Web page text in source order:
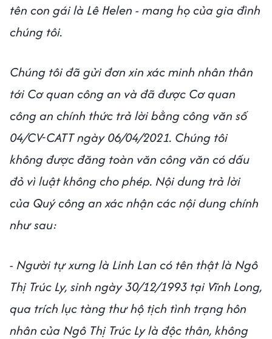
tên con gái là Lê Helen - mang họ của gia đình
chúng tôi.
Chúng tôi đã gửi đơn xin xác minh nhân thân
tới Cơ quan công an và đã được Cơ quan
công an chính thức trả lời bằng công văn số
04/CV-CATT ngày 06/04/2021. Chúng tôi
không được đăng toàn văn công văn có dấu
đỏ vì luật không cho phép. Nội dung trả lời
của Quý công an xác nhận các nội dung chính
như sau:
- Người tự xưng là Linh Lan có tên thật là Ngô
Thị Trúc Ly, sinh ngày 30/12/1993 tại Vĩnh Long,
qua trích lục tàng thư hộ tịch tình trạng hôn
nhân của Ngô Thị Trúc Ly là độc thân, không